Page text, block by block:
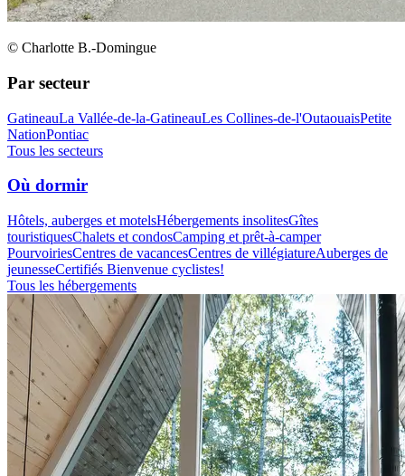
© Charlotte B.-Domingue
Par secteur
GatineauLa Vallée-de-la-GatineauLes Collines-de-l'OutaouaisPetite
NationPontiac
Tous les secteurs
Où dormir
Hôtels, auberges et motelsHébergements insolitesGîtes
touristiquesChalets et condosCamping et prêt-à-camper
PourvoiriesCentres de vacancesCentres de villégiatureAuberges de
jeunesseCertifiés Bienvenue cyclistes!
Tous les hébergements